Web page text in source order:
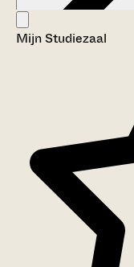
Aanwijzingen voor de
Inventaris
Mijn Studiezaal